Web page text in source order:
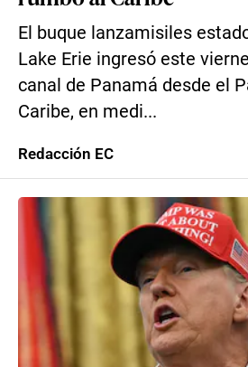
El buque lanzamisiles
Lake Erie ingresó este
canal de Panamá desde el
Caribe, en medi...
Redacción EC